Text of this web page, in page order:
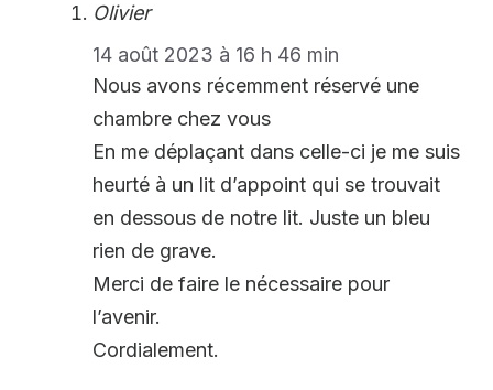
Olivier
14 août 2023 à 16 h 46 min
Nous avons récemment réservé une
chambre chez vous
En me déplaçant dans celle-ci je me suis
heurté à un lit d’appoint qui se trouvait
en dessous de notre lit. Juste un bleu
rien de grave.
Merci de faire le nécessaire pour
l’avenir.
Cordialement.